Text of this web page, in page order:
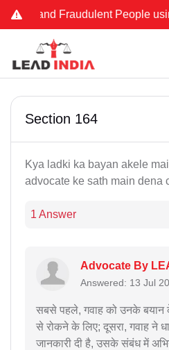
and Fraudulent People using
Section 164
Kya ladki ka bayan akele
advocate ke sath main dena
1 Answer
Advocate By
Answered: 13 Jul
सबसे पहले, गवाह को उनके
से रोकने के लिए; दूसरा, गवाह ने
जानकारी दी है, उसके संबंध में